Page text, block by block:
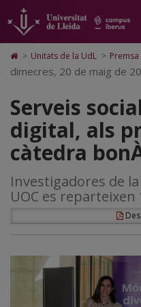
Serveis
socials
educació
digital,
als
premis
de
la
càtedra
bonÀrea-
UdL
pàgina
principal.
Universitat
Lleida
contingut
principal
Mapa
Web.
Universitat
Cerca
Accessibilitat.
Universitat
Lleida
Icono
de
Home
ir
a
la
página
de
inicio
> Unitats de la UdL > Premsa
dimecres, 20 de maig de
Serveis
digital, als
càtedra
Investigadores de
UOC es